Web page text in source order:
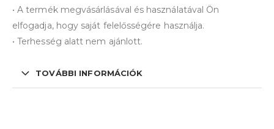
• A termék megvásárlásával és használatával Ön
elfogadja, hogy saját felelősségére használja.
• Terhesség alatt nem ajánlott.
TOVÁBBI INFORMÁCIÓK